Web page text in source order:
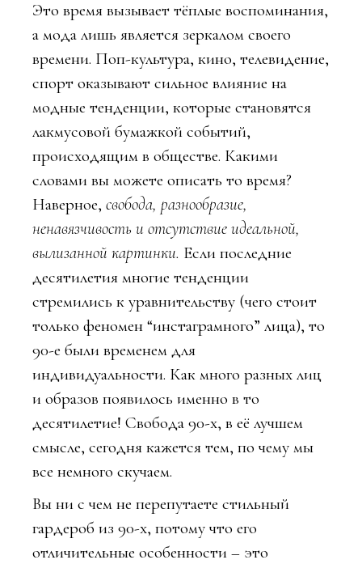
Это время вызывает тёплые воспоминания,
а мода лишь является зеркалом своего
времени. Поп-культура, кино, телевидение,
спорт оказывают сильное влияние на
модные тенденции, которые становятся
лакмусовой бумажкой событий,
происходящим в обществе. Какими
словами вы можете описать то время?
Наверное, свобода, разнообразие,
ненавязчивость и отсутствие идеальной,
вылизанной картинки. Если последние
десятилетия многие тенденции
стремились к уравнительству (чего стоит
только феномен “инстаграмного” лица), то
90-е были временем для
индивидуальности. Как много разных лиц
и образов появилось именно в то
десятилетие! Свобода 90-х, в её лучшем
смысле, сегодня кажется тем, по чему мы
все немного скучаем.
Вы ни с чем не перепутаете стильный
гардероб из 90-х, потому что его
отличительные особенности – это